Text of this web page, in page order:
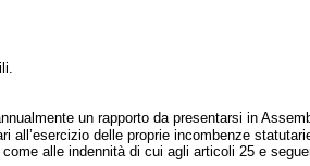
un rapporto da presentarsi in
all’esercizio delle proprie incombenze
alle indennità di cui agli articoli 25 e